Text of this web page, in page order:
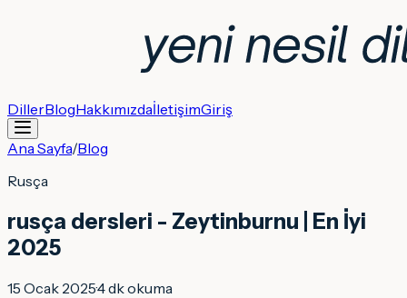
DillerBlogHakkımızdaİletişimGiriş
Ana Sayfa/Blog
Rusça
rusça dersleri - Zeytinburnu | En İyi
2025
15 Ocak 2025·4dk okuma